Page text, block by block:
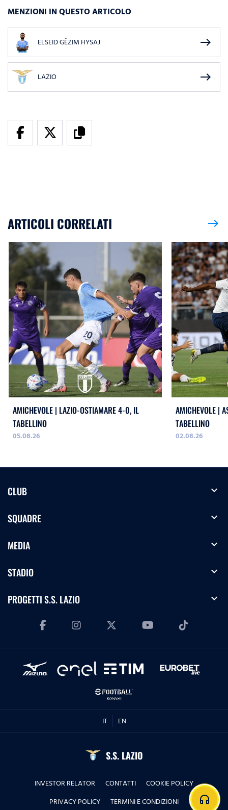
MENZIONI IN QUESTO ARTICOLO
ELSEID GËZIM HYSAJ east
LAZIO east
ARTICOLI CORRELATI east
AMICHEVOLE | LAZIO-OSTIAMARE 4-0, IL
TABELLINO
05.08.26
AMICHEVOLE |
TABELLINO
02.08.26
CLUB expand_more
SQUADRE expand_more
MEDIA expand_more
STADIO expand_more
PROGETTI S.S. LAZIO expand_more
IT EN
S.S. LAZIO
INVESTOR RELATOR CONTATTI
COOKIE POLICY
PRIVACY POLICY
TERMINI E CONDIZIONI headphones